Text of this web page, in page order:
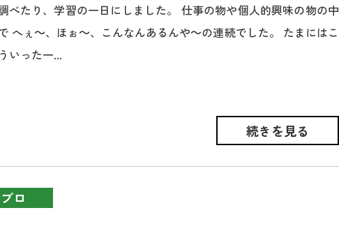
べたり、学習の一日にしました。 仕事の物や個人的興味の物の中
へぇ～、ほぉ～、こんなんあるんや～の連続でした。 たまにはこ
ういった一...
続きを見る
ロ